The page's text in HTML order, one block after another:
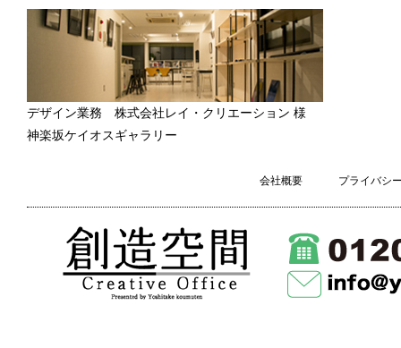
デザイン業務 株式会社レイ・クリエーション 様
神楽坂ケイオスギャラリー
会社概要 プライバシ